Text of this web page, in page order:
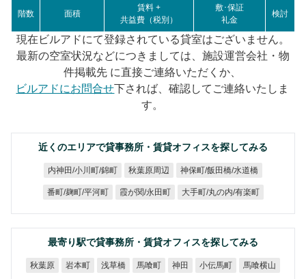
階数 面積
賃料 +
共益費（税別）
敷･保証
礼金
検討
現在ビルアドにて登録されている貸室はございません。
最新の空室状況などにつきましては、施設運営会社・物
件掲載先 に直接ご連絡いただくか、
ビルアドにお問合せ下されば、確認してご連絡いたしま
す。
近くのエリアで貸事務所・賃貸オフィスを探してみる
内神田/小川町/錦町 秋葉原周辺 神保町/飯田橋/水道橋
番町/麹町/平河町 霞が関/永田町 大手町/丸の内/有楽町
最寄り駅で貸事務所・賃貸オフィスを探してみる
秋葉原 岩本町 浅草橋 馬喰町 神田 小伝馬町 馬喰横山